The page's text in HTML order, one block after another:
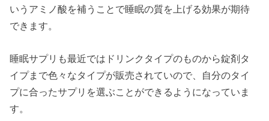
いうアミノ酸を補うことで睡眠の質を上げる効果が期待
できます。
睡眠サプリも最近ではドリンクタイプのものから錠剤タ
イプまで色々なタイプが販売されていので、自分のタイ
プに合ったサプリを選ぶことができるようになっていま
す。